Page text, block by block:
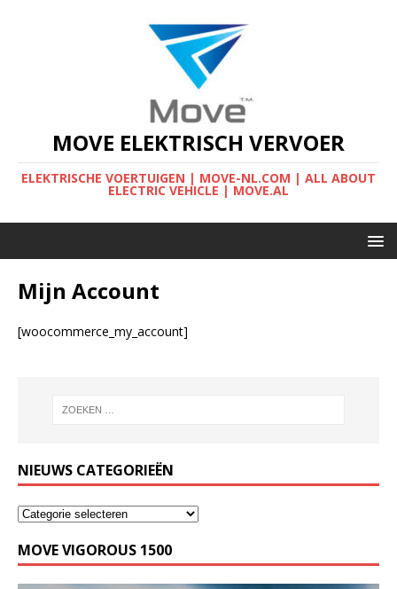
MOVE ELEKTRISCH VERVOER
ELEKTRISCHE VOERTUIGEN | MOVE-NL.COM | ALL ABOUT
ELECTRIC VEHICLE | MOVE.AL
Mijn Account
[woocommerce_my_account]
NIEUWS CATEGORIEËN
MOVE VIGOROUS 1500